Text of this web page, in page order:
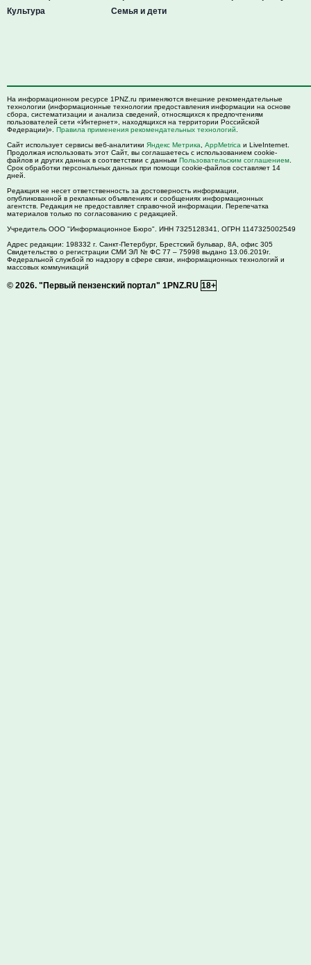
Культура
Семья и дети
На информационном ресурсе 1PNZ.ru применяются внешние рекомендательные
технологии (информационные технологии предоставления информации на основе
сбора, систематизации и анализа сведений, относящихся к предпочтениям
пользователей сети «Интернет», находящихся на территории Российской
Федерации)». Правила применения рекомендательных технологий
Сайт использует сервисы веб-аналитики Яндекс Метрика AppMetrica и LiveInternet.
Продолжая использовать этот Сайт, вы соглашаетесь с использованием cookie-
файлов и других данных в соответствии с данным Пользовательским соглашением
Срок обработки персональных данных при помощи cookie-файлов составляет 14
дней.
Редакция не несет ответственность за достоверность информации,
опубликованной в рекламных объявлениях и сообщениях информационных
агентств. Редакция не предоставляет справочной информации. Перепечатка
материалов только по согласованию с редакцией.
Учредитель ООО "Информационное Бюро". ИНН 7325128341, ОГРН 1147325002549
Адрес редакции: 198332 г. Санкт-Петербург, Брестский бульвар, 8А, офис 305
Свидетельство о регистрации СМИ ЭЛ № ФС 77 – 75998 выдано 13.06.2019г.
Федеральной службой по надзору в сфере связи, информационных технологий и
массовых коммуникаций
© 2026. "Первый пензенский портал" 1PNZ.RU 18+